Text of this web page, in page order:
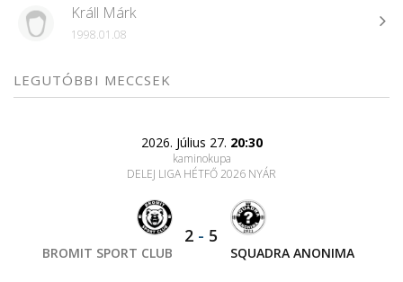
Králl Márk
1998.01.08
LEGUTÓBBI MECCSEK
2026. Július 27. 20:30
kaminokupa
DELEJ LIGA HÉTFŐ 2026 NYÁR
BROMIT SPORT CLUB
2 - 5
SQUADRA ANONIMA